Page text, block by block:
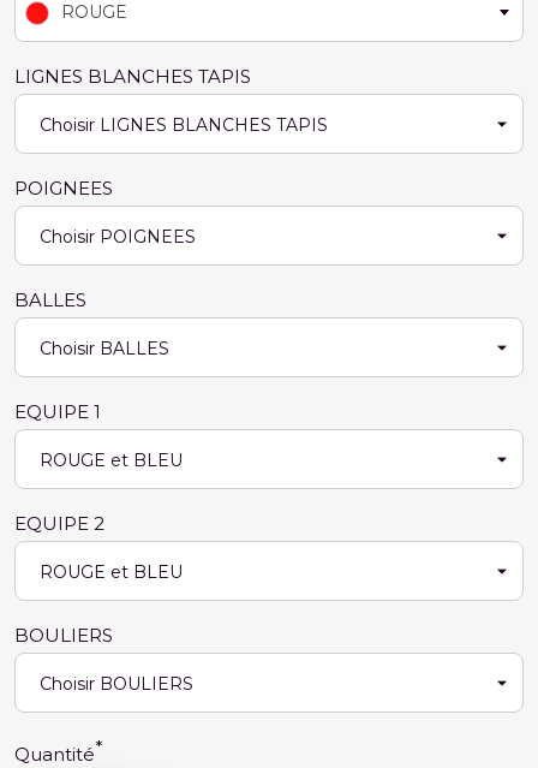
ROUGE
LIGNES BLANCHES TAPIS
POIGNEES
BALLES
EQUIPE 1
EQUIPE 2
BOULIERS
Quantité